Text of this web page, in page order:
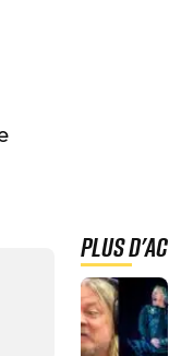
Plus